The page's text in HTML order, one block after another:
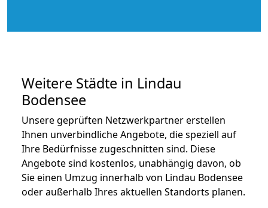
Weitere Städte in Lindau
Bodensee
Unsere geprüften Netzwerkpartner erstellen
Ihnen unverbindliche Angebote, die speziell auf
Ihre Bedürfnisse zugeschnitten sind. Diese
Angebote sind kostenlos, unabhängig davon, ob
Sie einen Umzug innerhalb von Lindau Bodensee
oder außerhalb Ihres aktuellen Standorts planen.